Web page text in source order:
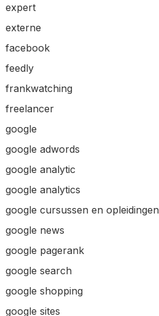
expert
externe
facebook
feedly
frankwatching
freelancer
google
google adwords
google analytic
google analytics
google cursussen en opleidingen
google news
google pagerank
google search
google shopping
google sites